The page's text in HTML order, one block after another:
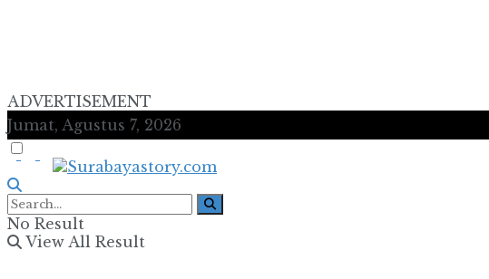
ADVERTISEMENT
Jumat, Agustus 7, 2026
No Result
View All Result